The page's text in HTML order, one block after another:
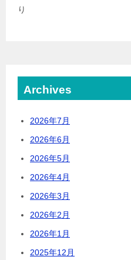
り
Archives
2026年7月
2026年6月
2026年5月
2026年4月
2026年3月
2026年2月
2026年1月
2025年12月